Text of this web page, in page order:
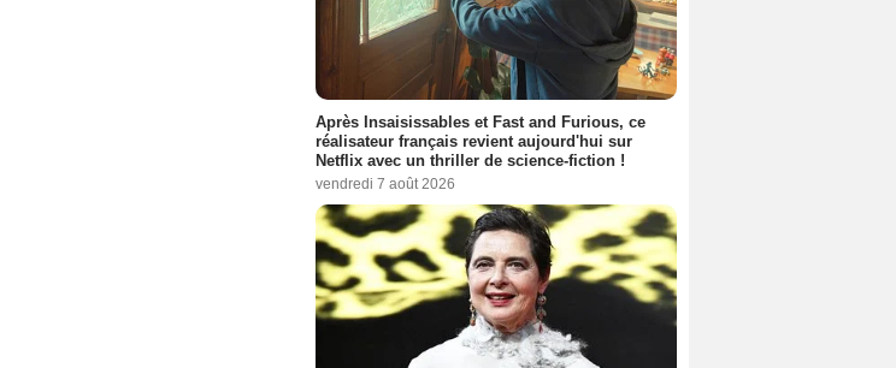
Après Insaisissables et Fast and Furious, ce
réalisateur français revient aujourd'hui sur
Netflix avec un thriller de science-fiction !
vendredi 7 août 2026